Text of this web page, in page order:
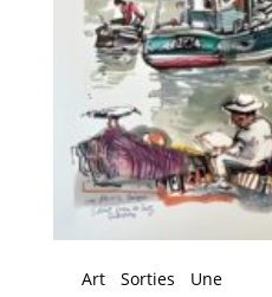
Art Sorties Une